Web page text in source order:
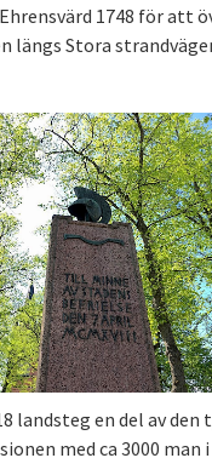
1748 för att
längs Stora
landsteg en del av den
med ca 3000 man i